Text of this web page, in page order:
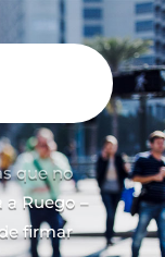
que no
a Ruego –
firmar